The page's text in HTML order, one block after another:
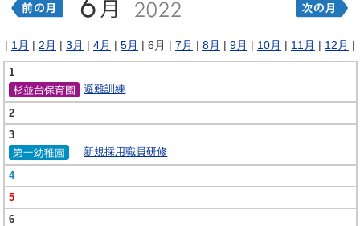
| 1月 | 2月 | 3月 | 4月 | 5月 | 6月 | 7月 | 8月 | 9月 | 10月 | 11月 | 12月 |
1
避難訓練
2
3
新規採用職員研修
4
5
6